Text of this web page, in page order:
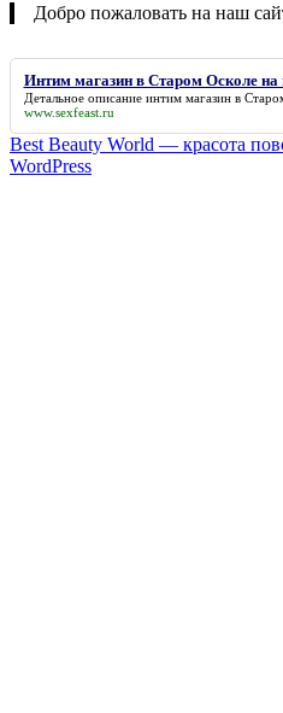
Добро пожаловать на наш
Интим магазин в Старом Осколе на
Детальное описание интим магазин в
www.sexfeast.ru
Best Beauty World — красота
WordPress